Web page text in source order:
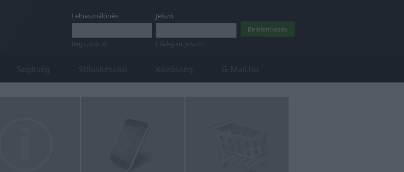
Felhasználónév
Regisztráció
Jelszó
Elfelejtett jelszó?
Segítség Stíluskészítő Közösség G-Mail.hu